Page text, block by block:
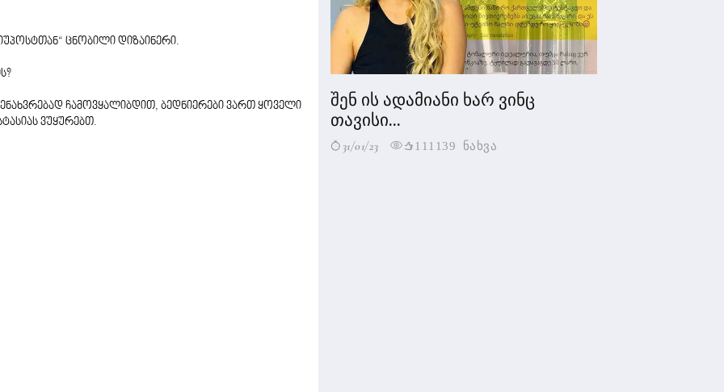
ცნობილი დიზაინერი.
ჩამოვყალიბდით, ბედნიერები ვართ ყოველი
ვუყურებთ.
შენ ის ადამიანი ხარ ვინც
თავისი...
31/01/23 111139 ნახვა